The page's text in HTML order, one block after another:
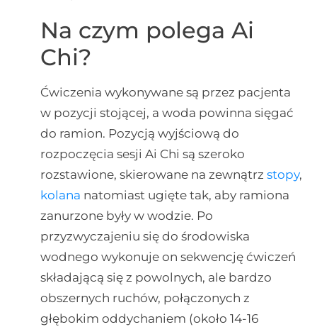
Na czym polega Ai
Chi?
Ćwiczenia wykonywane są przez pacjenta
w pozycji stojącej, a woda powinna sięgać
do ramion. Pozycją wyjściową do
rozpoczęcia sesji Ai Chi są szeroko
rozstawione, skierowane na zewnątrz stopy,
kolana natomiast ugięte tak, aby ramiona
zanurzone były w wodzie. Po
przyzwyczajeniu się do środowiska
wodnego wykonuje on sekwencję ćwiczeń
składającą się z powolnych, ale bardzo
obszernych ruchów, połączonych z
głębokim oddychaniem (około 14-16